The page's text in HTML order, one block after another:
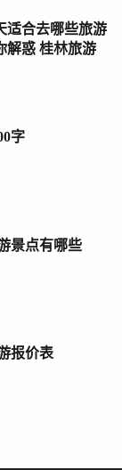
适合去哪些旅游
解惑 桂林旅游
字
景点有哪些
报价表